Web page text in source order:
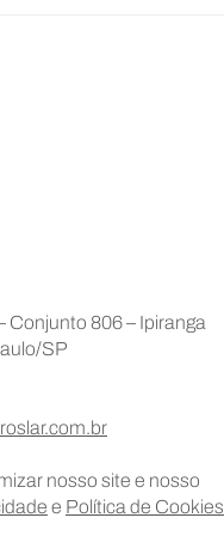
Conjunto 806 – Ipiranga
SP
nosso site e nosso
e Política de Cookies